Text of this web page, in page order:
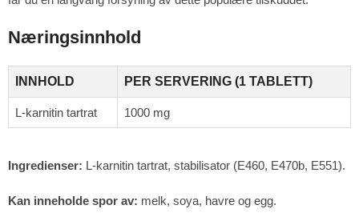
Næringsinnhold
INNHOLD PER SERVERING (1 TABLETT)
L-karnitin tartrat 1000 mg
Ingredienser: L-karnitin tartrat, stabilisator (E460, E470b, E551).
Kan inneholde spor av: melk, soya, havre og egg.